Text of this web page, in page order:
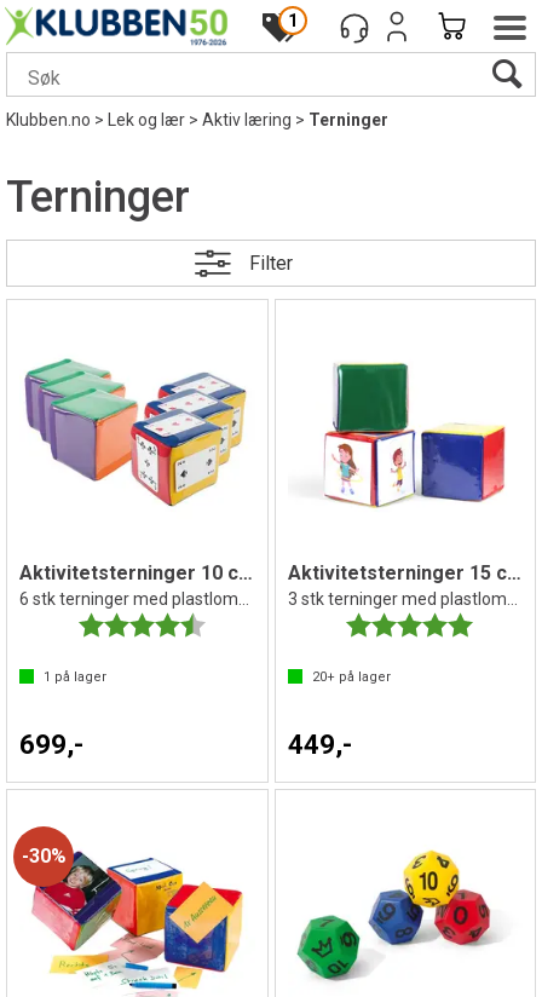
1
Klubben.no> Lek og lær>Aktiv læring>Terninger
Terninger
Filter
Aktivitetsterninger 10 cm
Karakter:
4.5 av 5 mulige
1 på lager
699,-
Aktivitetsterninger 15 cm
Karakter:
20+på lager
449,-
30%